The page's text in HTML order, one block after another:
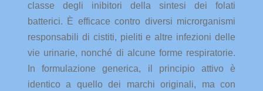
classe degli inibitori della sintesi dei folati
batterici. È efficace contro diversi microrganismi
responsabili di cistiti, pieliti e altre infezioni delle
vie urinarie, nonché di alcune forme respiratorie.
In formulazione generica, il principio attivo è
identico a quello dei marchi originali, ma con